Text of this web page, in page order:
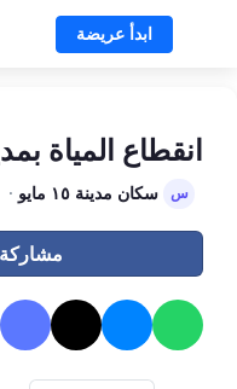
ابدأ عريضة
انقطاع المياة بمدينة ١٥
س سكان مدينة ١٥ مايو ·
مشاركة